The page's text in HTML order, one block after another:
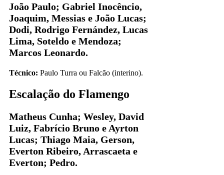
João Paulo; Gabriel Inocêncio,
Joaquim, Messias e João Lucas;
Dodi, Rodrigo Fernández, Lucas
Lima, Soteldo e Mendoza;
Marcos Leonardo.
Técnico: Paulo Turra ou Falcão (interino).
Escalação do Flamengo
Matheus Cunha; Wesley, David
Luiz, Fabrício Bruno e Ayrton
Lucas; Thiago Maia, Gerson,
Everton Ribeiro, Arrascaeta e
Everton; Pedro.